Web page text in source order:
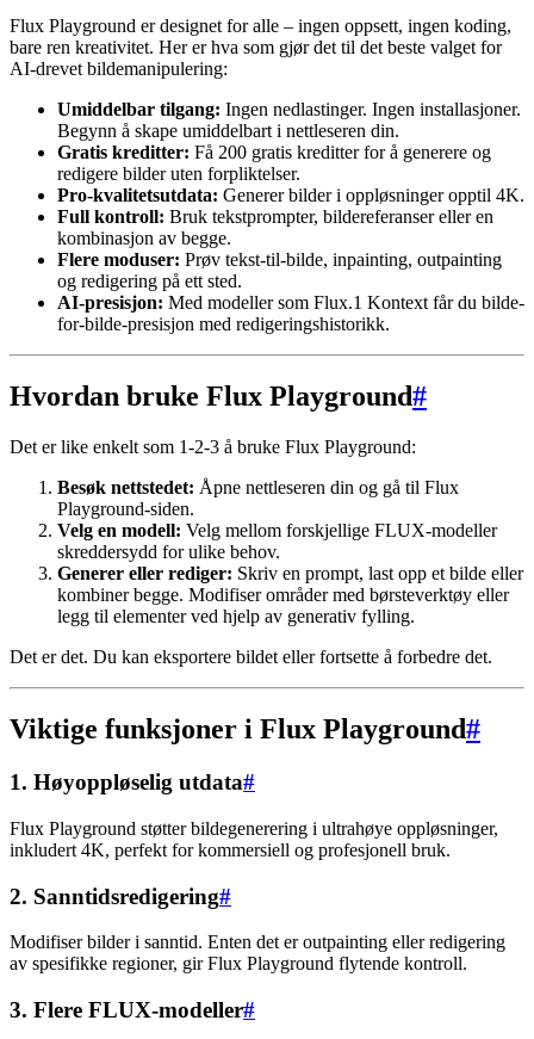
Flux Playground er designet for alle – ingen oppsett, ingen koding,
bare ren kreativitet. Her er hva som gjør det til det beste valget for
AI-drevet bildemanipulering:
Umiddelbar tilgang: Ingen nedlastinger. Ingen installasjoner.
Begynn å skape umiddelbart i nettleseren din.
Gratis kreditter: Få 200 gratis kreditter for å generere og
redigere bilder uten forpliktelser.
Pro-kvalitetsutdata: Generer bilder i oppløsninger opptil 4K.
Full kontroll: Bruk tekstprompter, bildereferanser eller en
kombinasjon av begge.
Flere moduser: Prøv tekst-til-bilde, inpainting, outpainting
og redigering på ett sted.
AI-presisjon: Med modeller som Flux.1 Kontext får du bilde-
for-bilde-presisjon med redigeringshistorikk.
Hvordan bruke Flux Playground#
Det er like enkelt som 1-2-3 å bruke Flux Playground:
Besøk nettstedet: Åpne nettleseren din og gå til Flux
Playground-siden.
Velg en modell: Velg mellom forskjellige FLUX-modeller
skreddersydd for ulike behov.
Generer eller rediger: Skriv en prompt, last opp et bilde eller
kombiner begge. Modifiser områder med børsteverktøy eller
legg til elementer ved hjelp av generativ fylling.
Det er det. Du kan eksportere bildet eller fortsette å forbedre det.
Viktige funksjoner i Flux Playground#
1. Høyoppløselig utdata#
Flux Playground støtter bildegenerering i ultrahøye oppløsninger,
inkludert 4K, perfekt for kommersiell og profesjonell bruk.
2. Sanntidsredigering#
Modifiser bilder i sanntid. Enten det er outpainting eller redigering
av spesifikke regioner, gir Flux Playground flytende kontroll.
3. Flere FLUX-modeller#